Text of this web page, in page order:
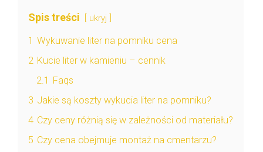
Spis treści ukryj
1 Wykuwanie liter na pomniku cena
2 Kucie liter w kamieniu – cennik
2.1 Faqs
3 Jakie są koszty wykucia liter na pomniku?
4 Czy ceny różnią się w zależności od materiału?
5 Czy cena obejmuje montaż na cmentarzu?